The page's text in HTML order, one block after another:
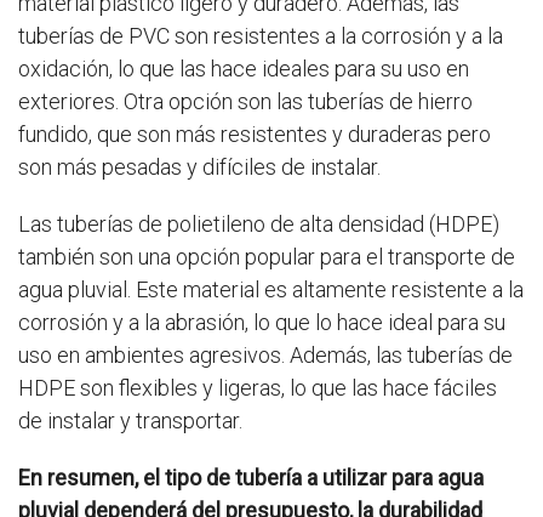
tuberías de PVC son resistentes a la corrosión y a la
oxidación, lo que las hace ideales para su uso en
exteriores. Otra opción son las tuberías de hierro
fundido, que son más resistentes y duraderas pero
son más pesadas y difíciles de instalar.
Las tuberías de polietileno de alta densidad (HDPE)
también son una opción popular para el transporte de
agua pluvial. Este material es altamente resistente a la
corrosión y a la abrasión, lo que lo hace ideal para su
uso en ambientes agresivos. Además, las tuberías de
HDPE son flexibles y ligeras, lo que las hace fáciles
de instalar y transportar.
En resumen, el tipo de tubería a utilizar para agua
pluvial dependerá del presupuesto, la durabilidad